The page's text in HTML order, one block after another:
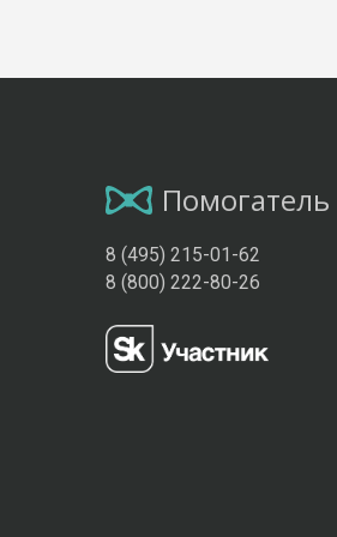
Помогатель
8 (495) 215-01-62
8 (800) 222-80-26